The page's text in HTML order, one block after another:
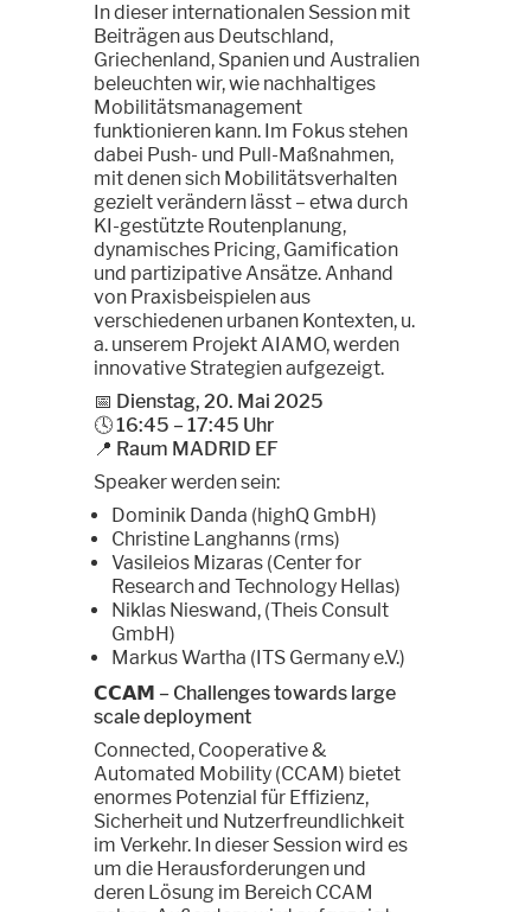
In dieser internationalen Session mit
Beiträgen aus Deutschland,
Griechenland, Spanien und Australien
beleuchten wir, wie nachhaltiges
Mobilitätsmanagement
funktionieren kann. Im Fokus stehen
dabei Push- und Pull-Maßnahmen,
mit denen sich Mobilitätsverhalten
gezielt verändern lässt – etwa durch
KI-gestützte Routenplanung,
dynamisches Pricing, Gamification
und partizipative Ansätze. Anhand
von Praxisbeispielen aus
verschiedenen urbanen Kontexten, u.
a. unserem Projekt AIAMO, werden
innovative Strategien aufgezeigt.
📅 Dienstag, 20. Mai 2025
🕓 16:45 – 17:45 Uhr
📍 Raum MADRID EF
Speaker werden sein:
Dominik Danda (highQ GmbH)
Christine Langhanns (rms)
Vasileios Mizaras (Center for
Research and Technology Hellas)
Niklas Nieswand, (Theis Consult
GmbH)
Markus Wartha (ITS Germany e.V.)
𝗖𝗖𝗔𝗠 – Challenges towards large
scale deployment
Connected, Cooperative &
Automated Mobility (CCAM) bietet
enormes Potenzial für Effizienz,
Sicherheit und Nutzerfreundlichkeit
im Verkehr. In dieser Session wird es
um die Herausforderungen und
deren Lösung im Bereich CCAM